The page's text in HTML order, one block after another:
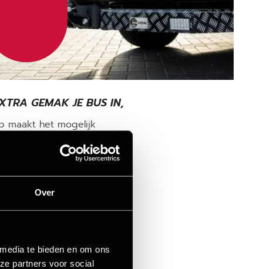
Over
te bieden en om ons
partners voor social
GEMAK JE BUS IN,
maakt het mogelijk
SAMENSTELLEN